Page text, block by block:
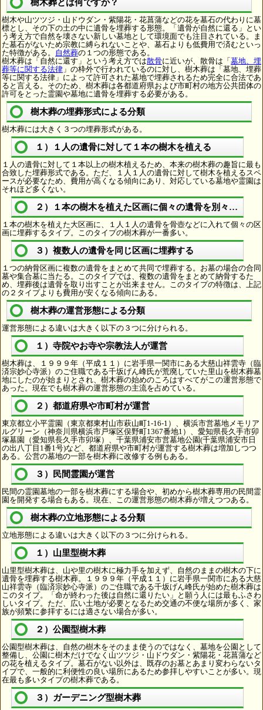
樹木葬とは何ですか？
樹木や山ツツジ・山ドウダン・紫陽花・花菖蒲などの花を墓石の代わりに墓
標とし、その下の土の中に遺骨を埋葬する形態。「遺骨が自然に還る」とい
う考え方で自然を壊さない新しい墓地として環境面でも注目されている。ま
た墓石がないため宗教に縛られないことや、墓石よりも低費用で済むといっ
た特徴がある。 自然葬の１つの形態である。
樹木葬は「自然に還す」という考え方では散骨に近いが、散骨は「 墓地、埋
葬等に関する法律 」の枠外で行われているのに対し、樹木葬は「墓地、埋葬
等に関する法律」によって許可された墓地で埋葬されるため完全に合法であ
ると言える。そのため、樹木葬は各都道府県および市町村の地方公共団体の
許可をとった霊園や墓地に遺骨を埋葬する必要がある。
樹木葬の埋葬形式による分類
樹木葬には大きく３つの埋葬形式がある。
１）１人の遺骨に対して１本の樹木を植える
１人の遺骨に対して１本以上の樹木植えるため、本来の樹木葬の趣旨に最も
合致した埋葬形式である。ただ、１人１人の遺骨に対して樹木を植えるスペ
ースが必要なため、費用が高くなる傾向にあり、対応している墓地や霊園は
それほど多くない。
２）１本の樹木を植えた区画に個々の遺骨を別々に埋葬
１本の樹木を植えた大区画に、１人１人の遺骨を骨壺などに入れて個々の区
画に埋葬するタイプ。このタイプの樹木葬が一番多い。
３）複数人の遺骨を同じ区画に埋葬する
１つの納骨区画に複数の遺骨をまとめて共同で埋葬する。お墓の場合の合同
墓や集合墓に当たる。このタイプでは、複数の遺骨をまとめて納骨するた
め、埋葬後は遺骨を取り出すことが出来ません。このタイプの特徴は、上記
の２タイプよりも費用が安くなる傾向にある。
樹木葬の運営形態による分類
運営形態による違いは大きく以下の３つに分けられる。
１）寺院やお寺や宗教法人が運営
樹木葬は、１９９９年（平成１１）に岩手県一関市にある大慈山祥雲寺（臨
済宗妙心寺派）のご住職である千坂げん峰氏が荒廃していた里山を樹木葬墓
地にしたのが始まりとされ、樹木葬の始めのころはすべてがこの運営形態で
あった。現在でも樹木葬の運営形態の主流を占めている。
２）都道府県や市町村が運営
東京都立小平霊園（東京都東村山市萩山町1-16-1）、横浜市営墓地メモリア
ルグリーン（神奈川県横浜市戸塚区俣野町1367番地1）、愛知県長久手市卯
塚墓園（愛知県長久手市卯塚）、千葉県浦安市営墓地公園(千葉県浦安市日
の出八丁目1番1号)など、都道府県や市町村が運営する樹木葬は増加しつつ
ある。公営の墓地の一部を樹木葬に改修する例もある。
３）民間霊園が運営
民間の霊園墓地の一部を樹木葬にする場合や、初めから樹木葬専用の民間霊
園を開発する場合もある。現在、この運営形態の樹木葬が増えつつある。
樹木葬の立地形態による分類
立地形態による違いは大きく以下の３つに分けられる。
１）山里型樹木葬
山里型樹木葬は、山や里の樹木に極力手を加えず、自然のままの樹木の下に
遺骨を埋葬する樹木葬。１９９９年（平成１１）に岩手県一関市にある大慈
山祥雲寺（臨済宗妙心寺派）のご住職である千坂げん峰氏が始めた樹木葬は
このタイプ。「命が終わった後は自然に還りたい」と願う人には最もふさわ
しいタイプ。ただ、広い土地が必要となるため交通の不便な場所が多く、家
族が頻繁に参拝するには適さない場合が多い。
２）公園型樹木葬
公園型樹木葬は、自然の樹木をそのまま使うのではなく、墓地を公園として
整備し、公園に樹木だけでなく山ツツジ・山ドウダン・紫陽花・花菖蒲など
の花を植えるタイプ。墓石がない以外は、既存のお墓とあまり変わらないタ
イプで、一般的に利便性の良い場所にあるため参拝しやすいことが多い。現
在最も多いタイプの樹木葬である。
３）ガーデニング型樹木葬